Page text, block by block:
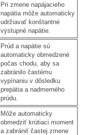
Pri zmene napájacieho
napätia môže automaticky
udržiavať konštantné
výstupné napätie.
Prúd a napätie sú
automaticky obmedzené
počas chodu, aby sa
zabránilo častému
vypínaniu v dôsledku
prepätia a nadmerného
prúdu.
Môže automaticky
obmedziť krútiaci moment
a zabrániť častej zmene